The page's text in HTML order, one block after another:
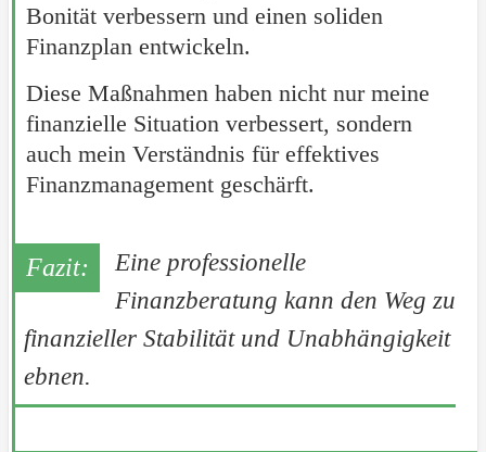
Bonität verbessern und einen soliden
Finanzplan entwickeln.
Diese Maßnahmen haben nicht nur meine
finanzielle Situation verbessert, sondern
auch mein Verständnis für effektives
Finanzmanagement geschärft.
Eine professionelle
Finanzberatung kann den Weg zu
finanzieller Stabilität und Unabhängigkeit
ebnen.